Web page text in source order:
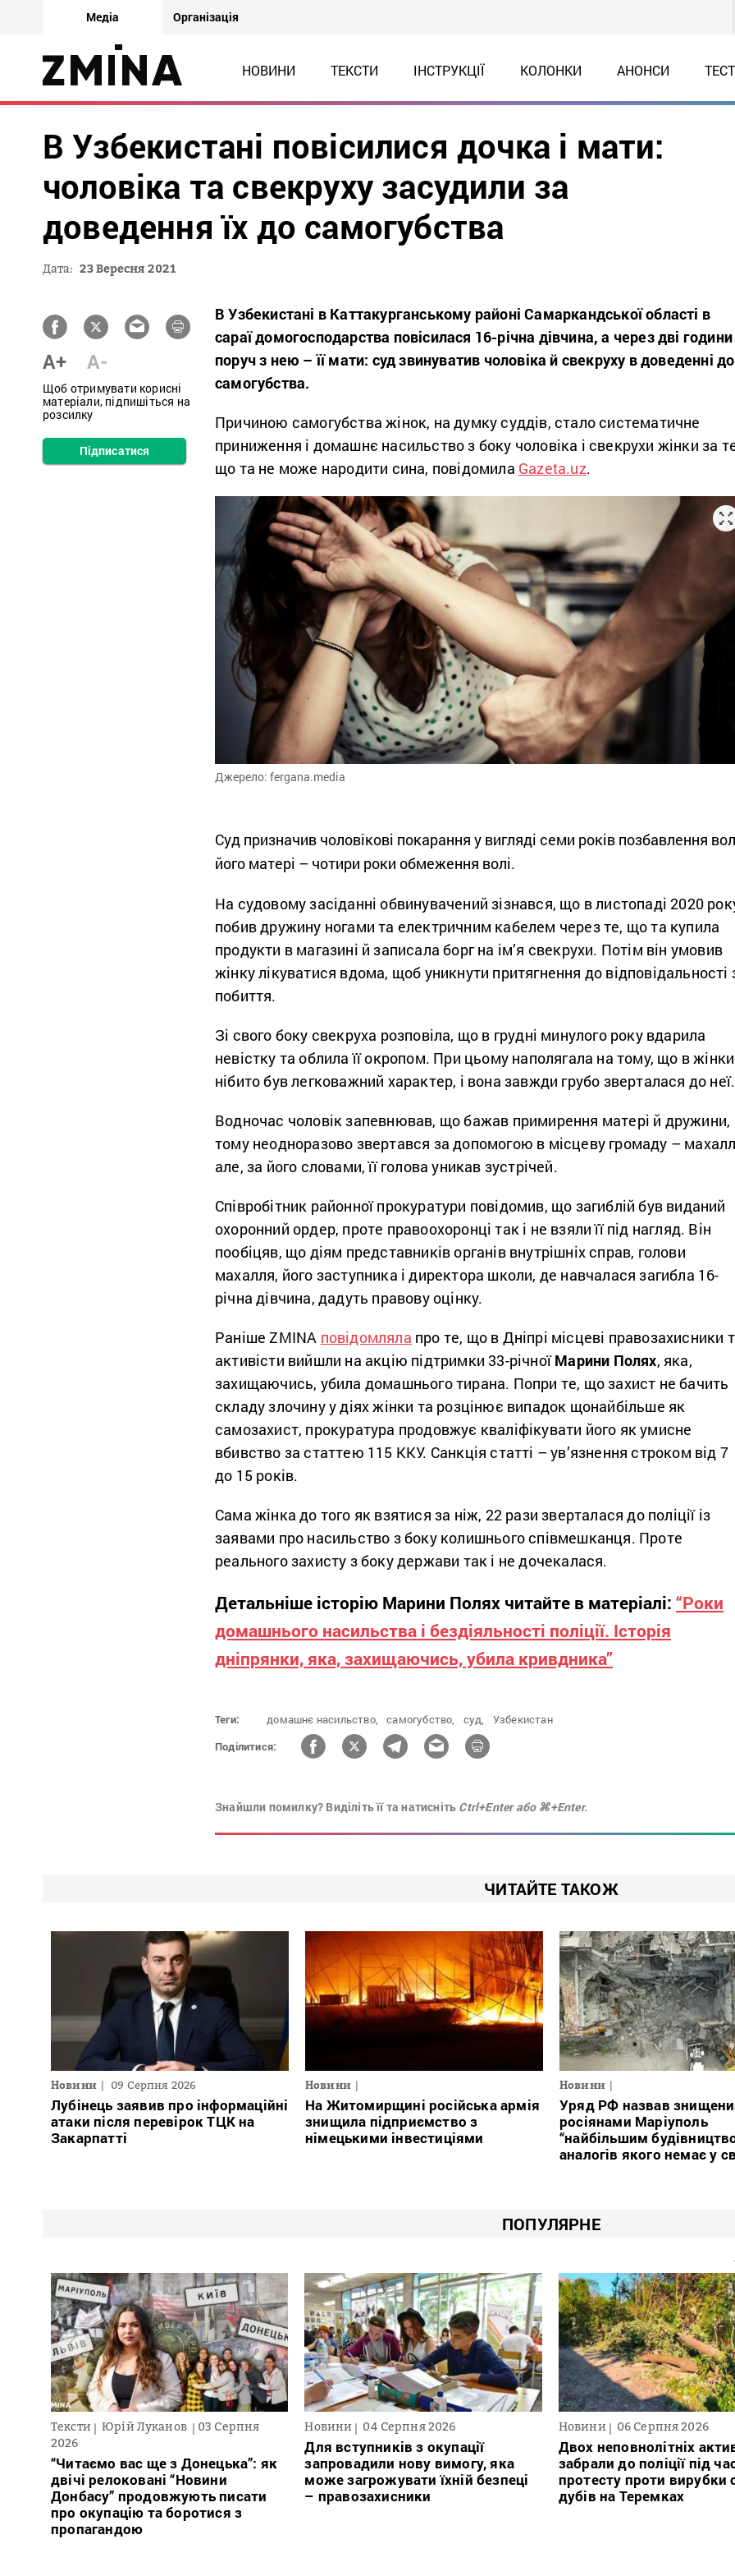
Медіа Організація
НОВИНИ ТЕКСТИ ІНСТРУКЦІЇ КОЛОНКИ АНОНСИ
В Узбекистані повісилися дочка і мати:
чоловіка та свекруху засудили за
доведення їх до самогубства
Дата: 23 Вересня 2021
A+ A-
Щоб отримувати корисні
матеріали, підпишіться на
розсилку
Підписатися
В Узбекистані в Каттакурганському районі Самаркандської області в
сараї домогосподарства повісилася 16-річна дівчина, а через дві години
поруч з нею – її мати: суд звинуватив чоловіка й свекруху в доведенні до
самогубства.
Причиною самогубства жінок, на думку суддів, стало систематичне
приниження і домашнє насильство з боку чоловіка і свекрухи жінки за
що та не може народити сина, повідомила Gazeta.uz.
Джерело: fergana.media
Суд призначив чоловікові покарання у вигляді семи років позбавлення
його матері – чотири роки обмеження волі.
На судовому засіданні обвинувачений зізнався, що в листопаді 2020
побив дружину ногами та електричним кабелем через те, що та купила
продукти в магазині й записала борг на ім’я свекрухи. Потім він умовив
жінку лікуватися вдома, щоб уникнути притягнення до відповідальності
побиття.
Зі свого боку свекруха розповіла, що в грудні минулого року вдарила
невістку та облила її окропом. При цьому наполягала на тому, що в жінки
нібито був легковажний характер, і вона завжди грубо зверталася до неї.
Водночас чоловік запевнював, що бажав примирення матері й дружини,
тому неодноразово звертався за допомогою в місцеву громаду –
але, за його словами, її голова уникав зустрічей.
Співробітник районної прокуратури повідомив, що загиблій був виданий
охоронний ордер, проте правоохоронці так і не взяли її під нагляд. Він
пообіцяв, що діям представників органів внутрішніх справ, голови
махалля, його заступника і директора школи, де навчалася загибла 16-
річна дівчина, дадуть правову оцінку.
Раніше ZMINA повідомляла про те, що в Дніпрі місцеві правозахисники
активісти вийшли на акцію підтримки 33-річноїМарини Полях, яка,
захищаючись, убила домашнього тирана. Попри те, що захист не бачить
складу злочину у діях жінки та розцінює випадок щонайбільше як
самозахист, прокуратура продовжує кваліфікувати його як умисне
вбивство за статтею 115 ККУ. Санкція статті – ув’язнення строком від 7
до 15 років.
Сама жінка до того як взятися за ніж, 22 рази зверталася до поліції із
заявами про насильство з боку колишнього співмешканця. Проте
реального захисту з боку держави так і не дочекалася.
Детальніше історію Марини Полях читайте в матеріалі: “Роки
домашнього насильства і бездіяльності поліції. Історія
дніпрянки, яка, захищаючись, убила кривдника”
Теги: домашнє насильство, самогубство, суд,
Узбекистан
Поділитися:
Знайшли помилку? Виділіть її та натисніть Ctrl+Enter або ⌘+Enter.
ЧИТАЙТЕ ТАКОЖ
Новини 09 Серпня 2026
Лубінець заявив про інформаційні
атаки після перевірок ТЦК на
Закарпатті
Новини
На Житомирщині російська армія
знищила підприємство з
німецькими інвестиціями
Новини
Уряд РФ назвав
росіянами Маріуполь
“найбільшим
аналогів якого немає у
ПОПУЛЯРНЕ
Тексти Юрій Луканов
03 Серпня
2026
“Читаємо вас ще з Донецька”: як
двічі релоковані “Новини
Донбасу” продовжують писати
про окупацію та боротися з
пропагандою
Новини 04 Серпня 2026
Для вступників з окупації
запровадили нову вимогу, яка
може загрожувати їхній безпеці
– правозахисники
Новини 06 Серпня 2026
Двох неповнолітніх
забрали до поліції під
протесту проти вирубки
дубів на Теремках